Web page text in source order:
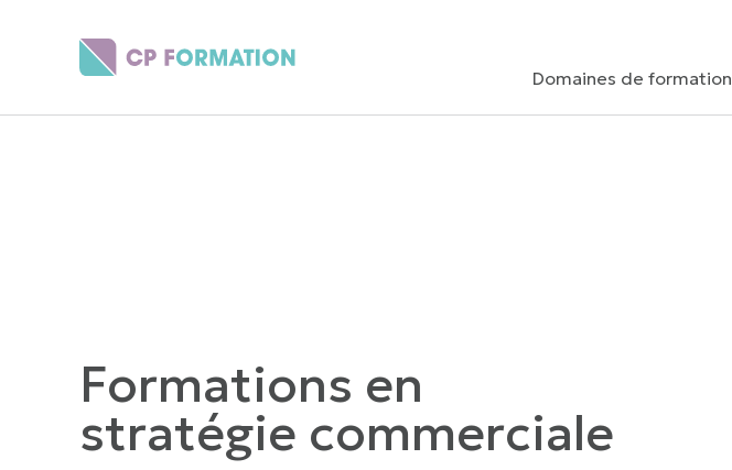
Domaines de formation
Formations en
stratégie commerciale